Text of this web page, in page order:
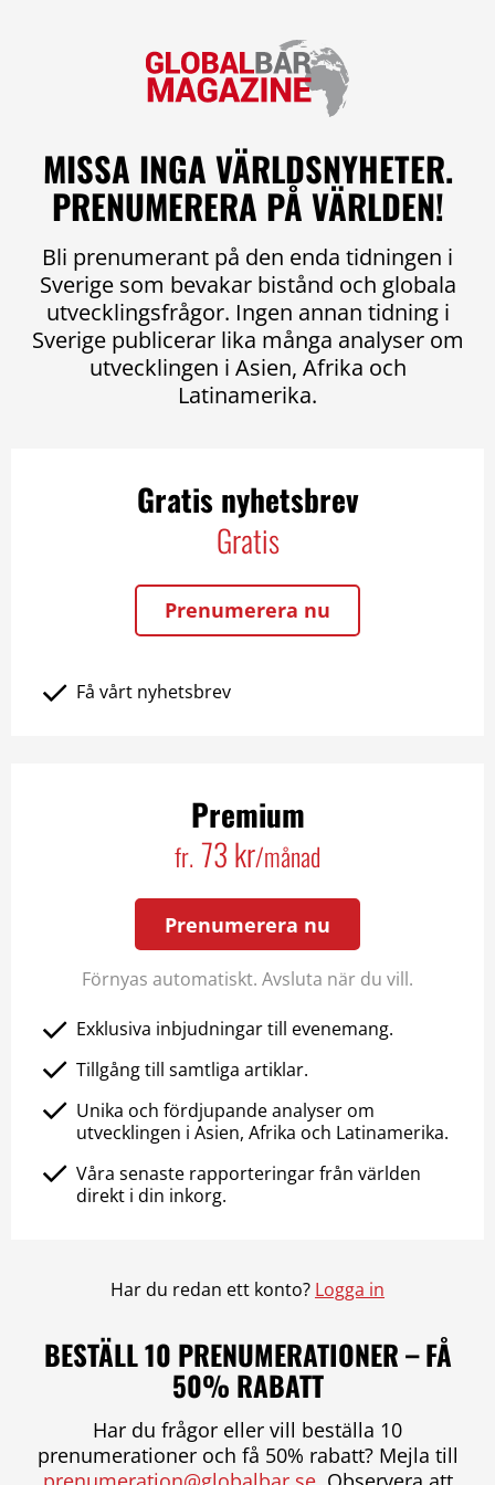
MISSA INGA VÄRLDSNYHETER.
PRENUMERERA PÅ VÄRLDEN!
Bli prenumerant på den enda tidningen i
Sverige som bevakar bistånd och globala
utvecklingsfrågor. Ingen annan tidning i
Sverige publicerar lika många analyser om
utvecklingen i Asien, Afrika och
Latinamerika.
Gratis nyhetsbrev
Gratis
Prenumerera nu
Få vårt nyhetsbrev
Premium
fr. 73 kr/månad
Prenumerera nu
Förnyas automatiskt. Avsluta när du vill.
Exklusiva inbjudningar till evenemang.
Tillgång till samtliga artiklar.
Unika och fördjupande analyser om
utvecklingen i Asien, Afrika och Latinamerika.
Våra senaste rapporteringar från världen
direkt i din inkorg.
Har du redan ett konto? Logga in
BESTÄLL 10 PRENUMERATIONER – FÅ
50% RABATT
Har du frågor eller vill beställa 10
prenumerationer och få 50% rabatt? Mejla till